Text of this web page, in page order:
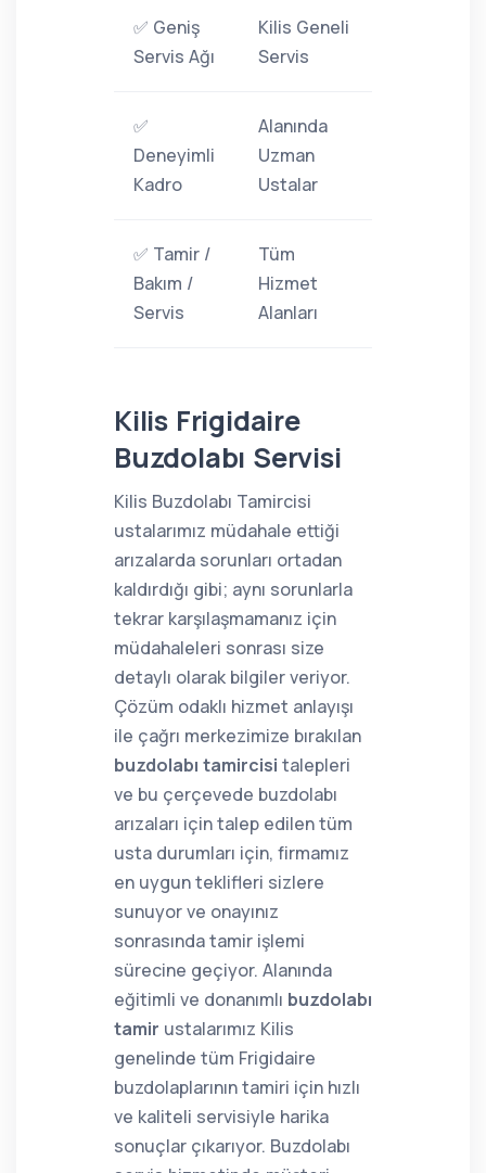
✅ Geniş
Servis Ağı
Kilis Geneli
Servis
✅
Deneyimli
Kadro
Alanında
Uzman
Ustalar
✅ Tamir /
Bakım /
Servis
Tüm
Hizmet
Alanları
Kilis Frigidaire
Buzdolabı Servisi
Kilis Buzdolabı Tamircisi
ustalarımız müdahale ettiği
arızalarda sorunları ortadan
kaldırdığı gibi; aynı sorunlarla
tekrar karşılaşmamanız için
müdahaleleri sonrası size
detaylı olarak bilgiler veriyor.
Çözüm odaklı hizmet anlayışı
ile çağrı merkezimize bırakılan
buzdolabı tamircisi talepleri
ve bu çerçevede buzdolabı
arızaları için talep edilen tüm
usta durumları için, firmamız
en uygun teklifleri sizlere
sunuyor ve onayınız
sonrasında tamir işlemi
sürecine geçiyor. Alanında
eğitimli ve donanımlı buzdolabı
tamir ustalarımız Kilis
genelinde tüm Frigidaire
buzdolaplarının tamiri için hızlı
ve kaliteli servisiyle harika
sonuçlar çıkarıyor. Buzdolabı